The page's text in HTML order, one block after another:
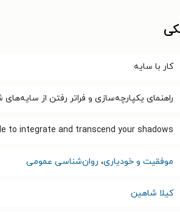
کار با سایه
راهنمای یکپارچه‌سازی و فراتر رفتن از سایه‌های
to integrate and transcend your ‭shadows
موفقیت و خودیاری، روان‌شناسی عمومی
کیلا شاهین